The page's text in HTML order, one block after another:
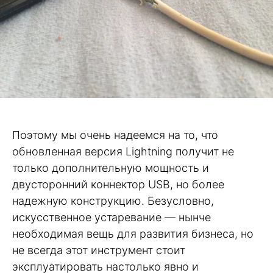
Поэтому мы очень надеемся на то, что
обновленная версия Lightning получит не
только дополнительную мощность и
двусторонний коннектор USB, но более
надежную конструкцию. Безусловно,
искусственное устаревание — нынче
необходимая вещь для развития бизнеса, но
не всегда этот инструмент стоит
эксплуатировать настолько явно и